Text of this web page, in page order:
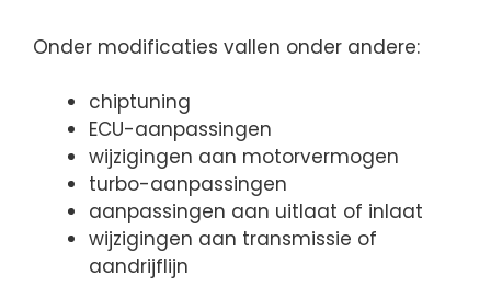
Onder modificaties vallen onder andere:
chiptuning
ECU-aanpassingen
wijzigingen aan motorvermogen
turbo-aanpassingen
aanpassingen aan uitlaat of inlaat
wijzigingen aan transmissie of
aandrijflijn